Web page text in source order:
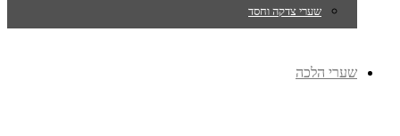
שערי צדקה וחסד
שערי הלכה